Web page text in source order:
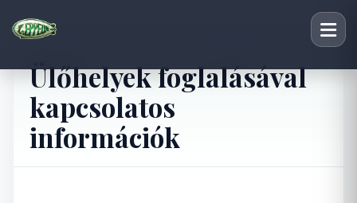
Ülőhelyek foglalásával
kapcsolatos
információk